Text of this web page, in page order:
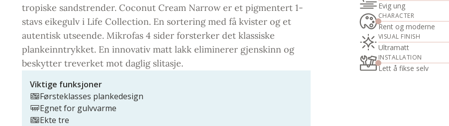
tropiske sandstrender. Coconut Cream Narrow er et pigmentert 1-
stavs eikegulv i Life Collection. En sortering med få kvister og et
autentisk utseende. Mikrofas 4 sider forsterker det klassiske
plankeinntrykket. En innovativ matt lakk eliminerer gjenskinn og
beskytter treverket mot daglig slitasje.
Viktige funksjoner
Førsteklasses plankedesign
Egnet for gulvvarme
Ekte tre
Evig ung
CHARACTER
Rent og moderne
VISUAL FINISH
Ultramatt
INSTALLATION
Lett å fikse selv